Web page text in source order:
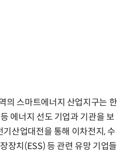
의 스마트에너지 산업지구는 한
에너지 선도 기업과 기관을 보
기산업대전을 통해 이차전지, 수
장치(ESS) 등 관련 유망 기업들